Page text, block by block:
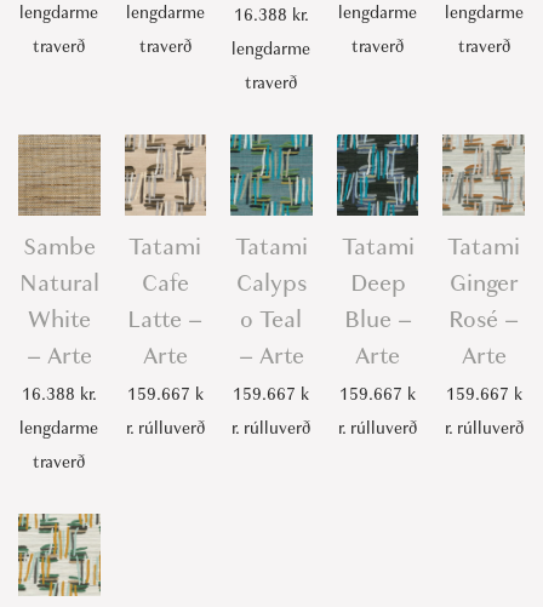
lengdarme
traverð
lengdarme
traverð
16.388 kr.
lengdarme
traverð
lengdarme
traverð
lengdarme
traverð
Sambe
Natural
White
– Arte
16.388 kr.
lengdarme
traverð
Tatami
Cafe
Latte –
Arte
159.667 k
r.rúlluverð
Tatami
Calyps
o Teal
– Arte
159.667 k
r. rúlluverð
Tatami
Deep
Blue –
Arte
159.667 k
r. rúlluverð
Tatami
Ginger
Rosé –
Arte
159.667 k
r.rúlluverð